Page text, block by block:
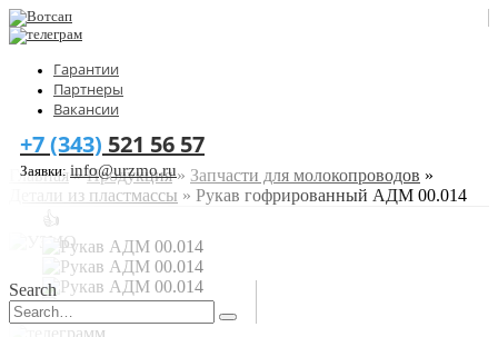
Гарантии
Партнеры
Вакансии
+7 (343) 521 56 57
Заявки:info@urzmo.ru
Search
Главная»Продукция» Запчасти для молокопроводов »
Детали из пластмассы » Рукав гофрированный АДМ 00.014
👍